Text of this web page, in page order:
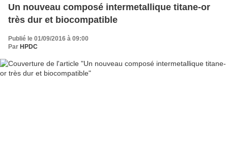
Un nouveau composé intermetallique titane-or
très dur et biocompatible
Publié le 01/09/2016 à 09:00
Par HPDC